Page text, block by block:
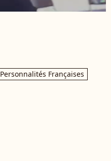
Personnalités Françaises